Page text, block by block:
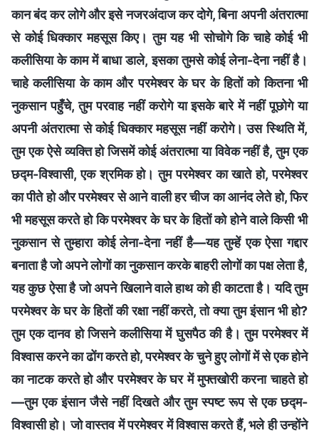
कान बंद कर लोगे और इसे नजरअंदाज कर दोगे, बिना अपनी अंतरात्मा
से कोई धिक्कार महसूस किए। तुम यह भी सोचोगे कि चाहे कोई भी
कलीसिया के काम में बाधा डाले, इसका तुमसे कोई लेना-देना नहीं है।
चाहे कलीसिया के काम और परमेश्वर के घर के हितों को कितना भी
नुकसान पहुँचे, तुम परवाह नहीं करोगे या इसके बारे में नहीं पूछोगे या
अपनी अंतरात्मा से कोई धिक्कार महसूस नहीं करोगे। उस स्थिति में,
तुम एक ऐसे व्यक्ति हो जिसमें कोई अंतरात्मा या विवेक नहीं है, तुम एक
छद्म-विश्वासी, एक श्रमिक हो। तुम परमेश्वर का खाते हो, परमेश्वर
का पीते हो और परमेश्वर से आने वाली हर चीज का आनंद लेते हो, फिर
भी महसूस करते हो कि परमेश्वर के घर के हितों को होने वाले किसी भी
नुकसान से तुम्हारा कोई लेना-देना नहीं है—यह तुम्हें एक ऐसा गद्दार
बनाता है जो अपने लोगों का नुकसान करके बाहरी लोगों का पक्ष लेता है,
यह कुछ ऐसा है जो अपने खिलाने वाले हाथ को ही काटता है। यदि तुम
परमेश्वर के घर के हितों की रक्षा नहीं करते, तो क्या तुम इंसान भी हो?
तुम एक दानव हो जिसने कलीसिया में घुसपैठ की है। तुम परमेश्वर में
विश्वास करने का ढोंग करते हो, परमेश्वर के चुने हुए लोगों में से एक होने
का नाटक करते हो और परमेश्वर के घर में मुफ्तखोरी करना चाहते हो
—तुम एक इंसान जैसे नहीं दिखते और तुम स्पष्ट रूप से एक छद्म-
विश्वासी हो। जो वास्तव में परमेश्वर में विश्वास करते हैं, भले ही उन्होंने